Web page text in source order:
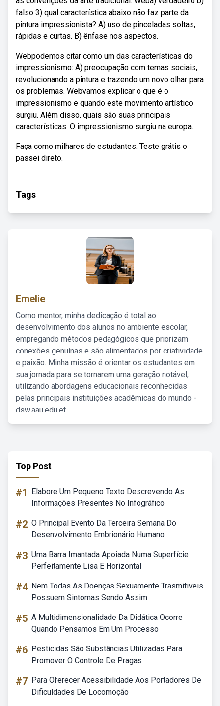
falso 3) qual característica abaixo não faz parte da
pintura impressionista? A) uso de pinceladas soltas,
rápidas e curtas. B) ênfase nos aspectos.
Webpodemos citar como um das características do
impressionismo: A) preocupação com temas sociais,
revolucionando a pintura e trazendo um novo olhar para
os problemas. Webvamos explicar o que é o
impressionismo e quando este movimento artístico
surgiu. Além disso, quais são suas principais
características. O impressionismo surgiu na europa.
Faça como milhares de estudantes: Teste grátis o
passei direto.
Tags
Emelie
Como mentor, minha dedicação é total ao
desenvolvimento dos alunos no ambiente escolar,
empregando métodos pedagógicos que priorizam
conexões genuínas e são alimentados por criatividade
e paixão. Minha missão é orientar os estudantes em
sua jornada para se tornarem uma geração notável,
utilizando abordagens educacionais reconhecidas
pelas principais instituições acadêmicas do mundo -
dsw.aau.edu.et.
Top Post
#1
Elabore Um Pequeno Texto Descrevendo As
Informações Presentes No Infográfico
#2 O Principal Evento Da Terceira Semana Do
Desenvolvimento Embrionário Humano
#3 Uma Barra Imantada Apoiada Numa Superfície
Perfeitamente Lisa E Horizontal
#4 Nem Todas As Doenças Sexuamente Trasmitiveis
Possuem Sintomas Sendo Assim
#5 A Multidimensionalidade Da Didática Ocorre
Quando Pensamos Em Um Processo
#6 Pesticidas São Substâncias Utilizadas Para
Promover O Controle De Pragas
#7 Para Oferecer Acessibilidade Aos Portadores De
Dificuldades De Locomoção